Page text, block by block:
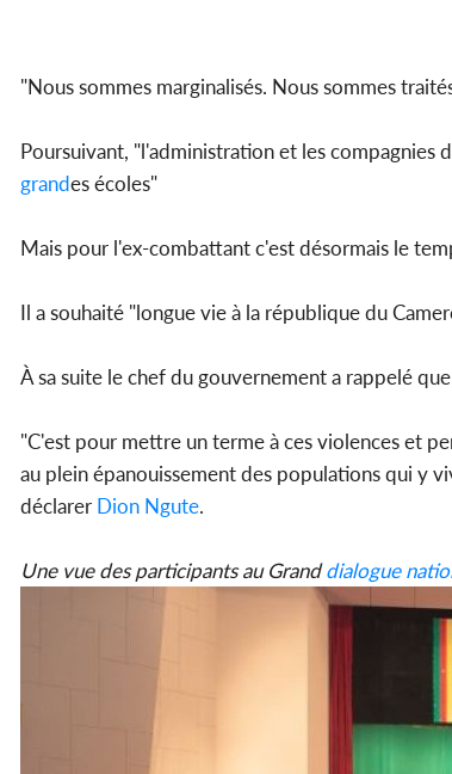
"Nous sommes marginalisés. Nous sommes
Poursuivant, "l'administration et les compagnies
grandes écoles"
Mais pour l'ex-combattant c'est désormais le
Il a souhaité "longue vie à la république du
À sa suite le chef du gouvernement a rappelé
"C'est pour mettre un terme à ces violences et
au plein épanouissement des populations qui y
déclarer Dion Ngute.
Une vue des participants au Granddialogue